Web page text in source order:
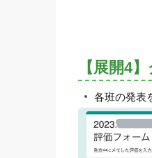
【展開4
各班の発表